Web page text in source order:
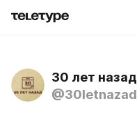
30 лет назад
@30letnazad